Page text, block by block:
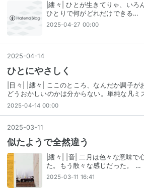
|縷々| ひとが生きてりゃ、いろ
ひとりで何がどれだけできる…
2025-04-27 00:00
2025-04-14
ひとにやさしく
|日々| |縷々| ここのところ、なんだか調子が
どうおかしいのかは分からない。単純な凡
2025-04-14 00:00
2025-03-11
似たようで全然違う
|縷々| |音| 二月は色々な意味で
た。もう散々な感じだった。 …
2025-03-11 16:41